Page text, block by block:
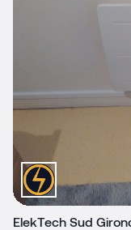
ElekTech Sud